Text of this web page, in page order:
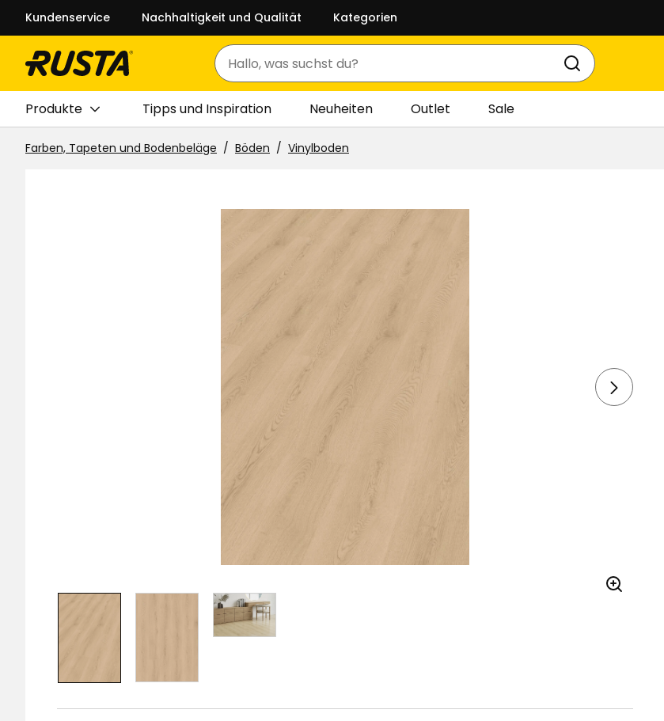
Kundenservice Nachhaltigkeit und Qualität Kategorien
Suchen
Produkte Tipps und Inspiration Neuheiten Outlet Sale
Farben, Tapeten und Bodenbeläge Böden Vinylboden